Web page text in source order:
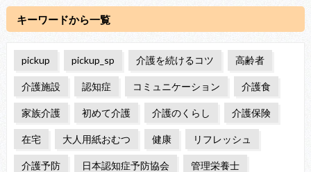
キーワードから一覧
pickup pickup_sp 介護を続けるコツ 高齢者
介護施設 認知症 コミュニケーション 介護食
家族介護 初めて介護 介護のくらし 介護保険
在宅 大人用紙おむつ 健康 リフレッシュ
介護予防 日本認知症予防協会 管理栄養士